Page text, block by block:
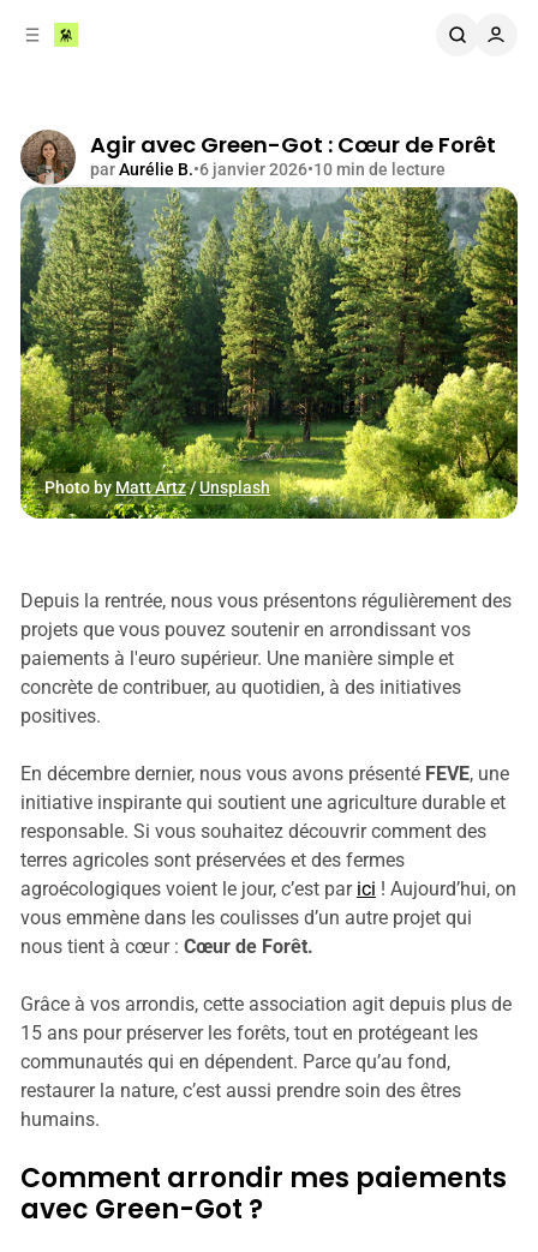
Agir avec Green-Got : Cœur de Forêt
parAurélie B.•6 janvier 2026•10 min de lecture
Partager
Photo by Matt Artz / Unsplash
Agir avec Green-Got
Depuis la rentrée, nous vous présentons régulièrement des
projets que vous pouvez soutenir en arrondissant vos
paiements à l'euro supérieur. Une manière simple et
concrète de contribuer, au quotidien, à des initiatives
positives.
En décembre dernier, nous vous avons présenté FEVE, une
initiative inspirante qui soutient une agriculture durable et
responsable. Si vous souhaitez découvrir comment des
terres agricoles sont préservées et des fermes
agroécologiques voient le jour, c’est par ici ! Aujourd’hui, on
vous emmène dans les coulisses d’un autre projet qui
nous tient à cœur : Cœur de Forêt.
Grâce à vos arrondis, cette association agit depuis plus de
15 ans pour préserver les forêts, tout en protégeant les
communautés qui en dépendent. Parce qu’au fond,
restaurer la nature, c’est aussi prendre soin des êtres
humains.
Comment arrondir mes paiements
avec Green-Got ?